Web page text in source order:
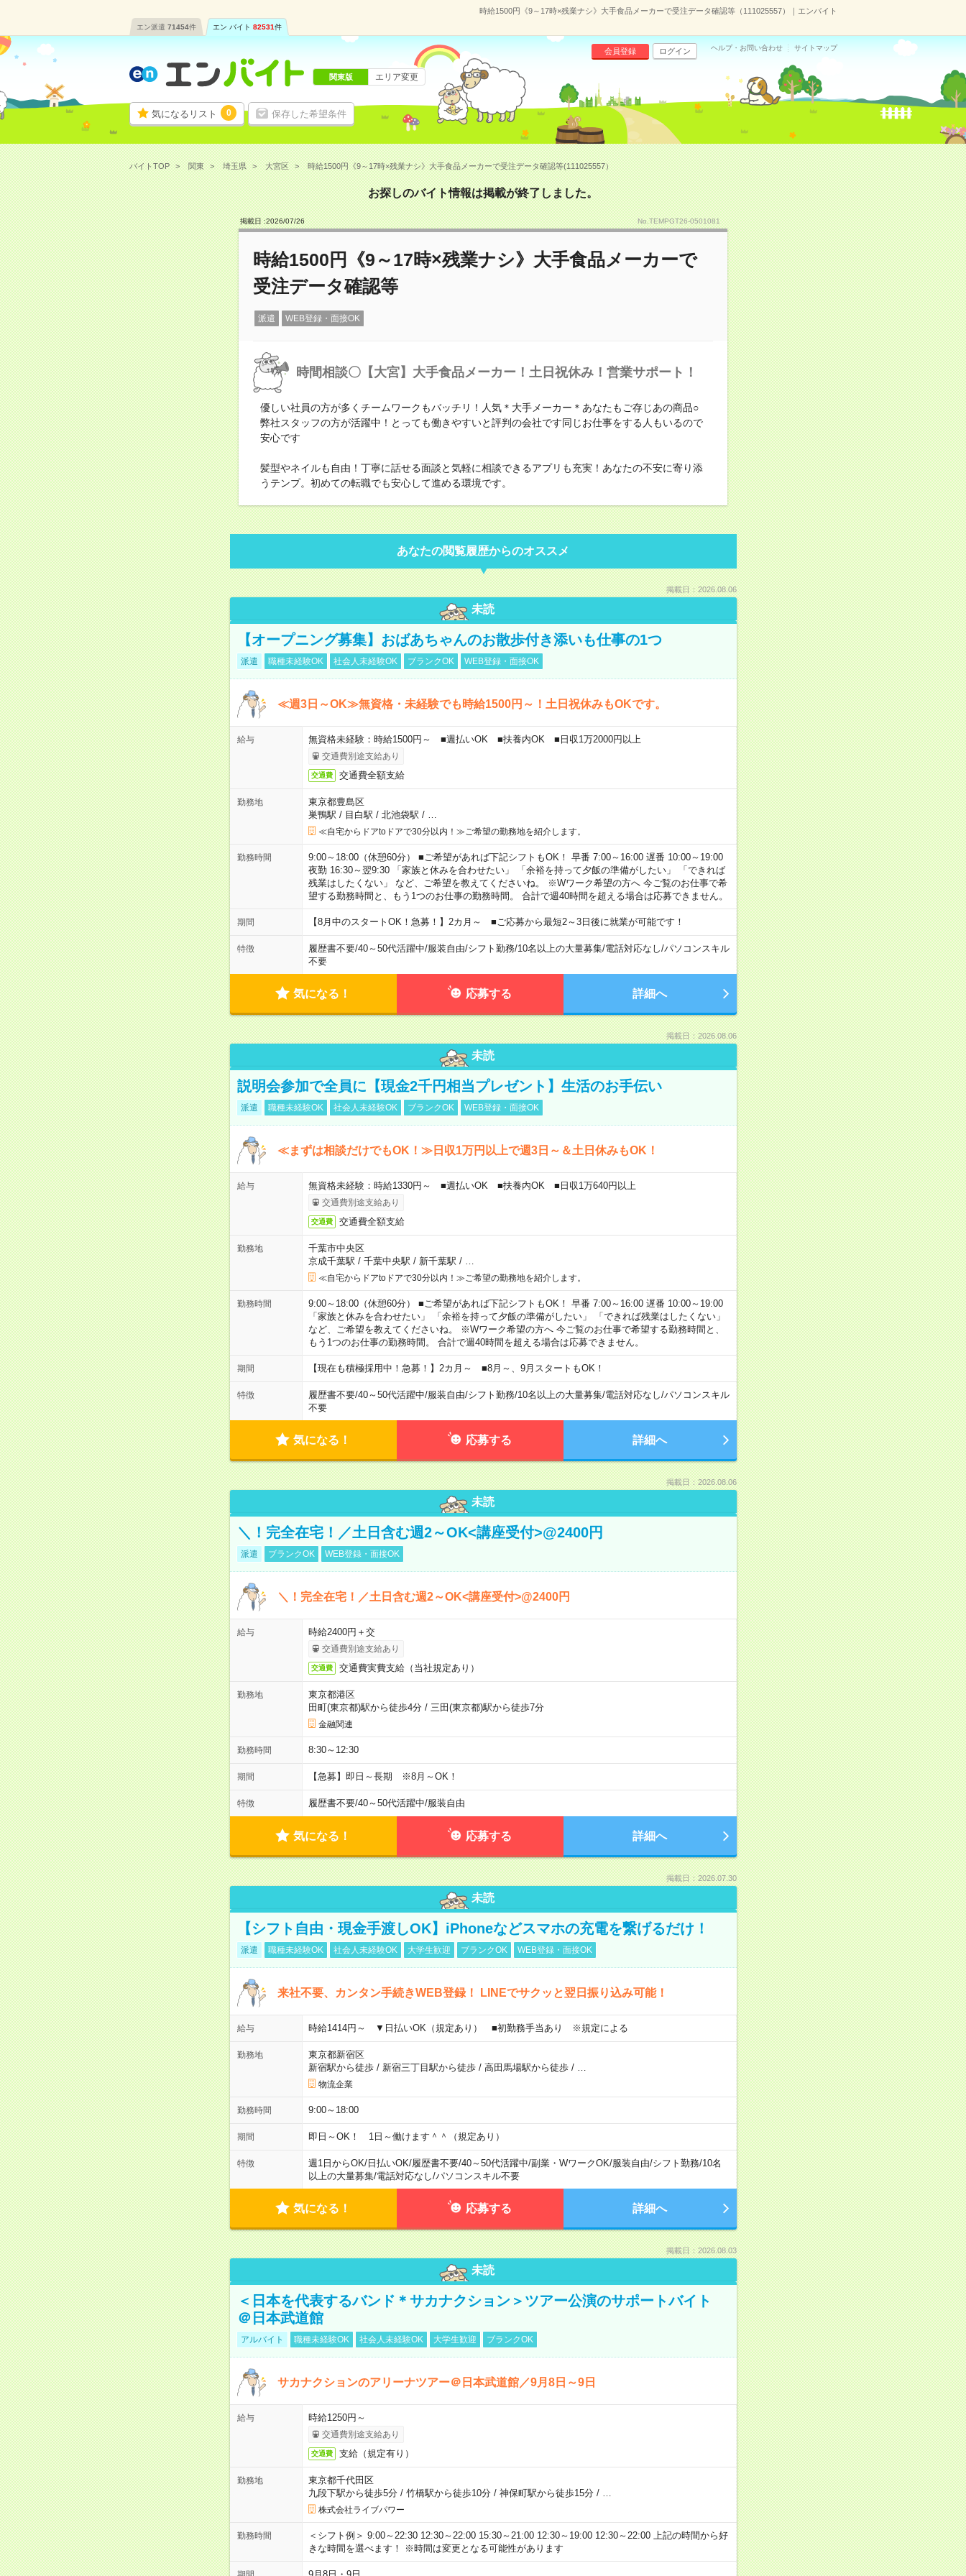
時給1500円《9～17時×残業ナシ》大手食品メーカーで受注データ確認等（111025557）｜エンバイト
エン派遣 71454件 エン バイト 82531件
気になるリスト 0 保存した希望条件
会員登録 ログイン ヘルプ・お問い合わせ サイトマップ
関東版 エリア変更
バイトTOP 関東 埼玉県 大宮区 時給1500円《9～17時×残業ナシ》大手食品メーカーで受注データ確認等(111025557）
お探しのバイト情報は掲載が終了しました。
掲載日 :2026/07/26 No.TEMPGT26-0501081
時給1500円《9～17時×残業ナシ》大手食品メーカーで
受注データ確認等
派遣 WEB登録・面接OK
時間相談〇【大宮】大手食品メーカー！土日祝休み！営業サポート！
優しい社員の方が多くチームワークもバッチリ！人気＊大手メーカー＊あなたもご存じあの商品○
弊社スタッフの方が活躍中！とっても働きやすいと評判の会社です同じお仕事をする人もいるので
安心です
髪型やネイルも自由！丁寧に話せる面談と気軽に相談できるアプリも充実！あなたの不安に寄り添
うテンプ。初めての転職でも安心して進める環境です。
あなたの閲覧履歴からのオススメ
掲載日：2026.08.06
未読
【オープニング募集】おばあちゃんのお散歩付き添いも仕事の1つ
派遣 職種未経験OK 社会人未経験OK ブランクOK WEB登録・面接OK
≪週3日～OK≫無資格・未経験でも時給1500円～！土日祝休みもOKです。
給与 無資格未経験：時給1500円～ ■週払いOK ■扶養内OK ■日収1万2000円以上
交通費別途支給あり
交通費 交通費全額支給
勤務地
東京都豊島区
巣鴨駅 / 目白駅 / 北池袋駅 /
≪自宅からドアtoドアで30分以内！≫ご希望の勤務地を紹介します。
勤務時間
9:00～18:00（休憩60分） ■ご希望があれば下記シフトもOK！ 早番 7:00～16:00 遅番 10:00～19:00
夜勤 16:30～翌9:30 「家族と休みを合わせたい」 「余裕を持って夕飯の準備がしたい」 「できれば
残業はしたくない」 など、ご希望を教えてくださいね。 ※Wワーク希望の方へ 今ご覧のお仕事で希
望する勤務時間と、もう1つのお仕事の勤務時間。 合計で週40時間を超える場合は応募できません。
期間 【8月中のスタートOK！急募！】2カ月～ ■ご応募から最短2～3日後に就業が可能です！
特徴 履歴書不要/40～50代活躍中/服装自由/シフト勤務/10名以上の大量募集/電話対応なし/パソコンスキル
不要
気になる！ 応募する 詳細へ
掲載日：2026.08.06
未読
説明会参加で全員に【現金2千円相当プレゼント】生活のお手伝い
派遣 職種未経験OK 社会人未経験OK ブランクOK WEB登録・面接OK
≪まずは相談だけでもOK！≫日収1万円以上で週3日～＆土日休みもOK！
給与 無資格未経験：時給1330円～ ■週払いOK ■扶養内OK ■日収1万640円以上
交通費別途支給あり
交通費 交通費全額支給
勤務地
千葉市中央区
京成千葉駅 / 千葉中央駅 / 新千葉駅 /
≪自宅からドアtoドアで30分以内！≫ご希望の勤務地を紹介します。
勤務時間
9:00～18:00（休憩60分） ■ご希望があれば下記シフトもOK！ 早番 7:00～16:00 遅番 10:00～19:00
「家族と休みを合わせたい」 「余裕を持って夕飯の準備がしたい」 「できれば残業はしたくない」
など、ご希望を教えてくださいね。 ※Wワーク希望の方へ 今ご覧のお仕事で希望する勤務時間と、
もう1つのお仕事の勤務時間。 合計で週40時間を超える場合は応募できません。
期間 【現在も積極採用中！急募！】2カ月～ ■8月～、9月スタートもOK！
特徴 履歴書不要/40～50代活躍中/服装自由/シフト勤務/10名以上の大量募集/電話対応なし/パソコンスキル
不要
気になる！ 応募する 詳細へ
掲載日：2026.08.06
未読
＼！完全在宅！／土日含む週2～OK<講座受付>@2400円
派遣 ブランクOK WEB登録・面接OK
＼！完全在宅！／土日含む週2～OK<講座受付>@2400円
給与 時給2400円＋交
交通費別途支給あり
交通費 交通費実費支給（当社規定あり）
勤務地
東京都港区
田町(東京都)駅から徒歩4分/ 三田(東京都)駅から徒歩7分
金融関連
勤務時間 8:30～12:30
期間 【急募】即日～長期 ※8月～OK！
特徴 履歴書不要/40～50代活躍中/服装自由
気になる！ 応募する 詳細へ
掲載日：2026.07.30
未読
【シフト自由・現金手渡しOK】iPhoneなどスマホの充電を繋げるだけ！
派遣 職種未経験OK 社会人未経験OK 大学生歓迎 ブランクOK WEB登録・面接OK
来社不要、カンタン手続きWEB登録！ LINEでサクッと翌日振り込み可能！
給与 時給1414円～ ▼日払いOK（規定あり） ■初勤務手当あり ※規定による
勤務地
東京都新宿区
新宿駅から徒歩/ 新宿三丁目駅から徒歩/ 高田馬場駅から徒歩/
物流企業
勤務時間 9:00～18:00
期間 即日～OK！ 1日～働けます＾＾（規定あり）
特徴 週1日からOK/日払いOK/履歴書不要/40～50代活躍中/副業・WワークOK/服装自由/シフト勤務/10名
以上の大量募集/電話対応なし/パソコンスキル不要
気になる！ 応募する 詳細へ
掲載日：2026.08.03
未読
＜日本を代表するバンド＊サカナクション＞ツアー公演のサポートバイト
＠日本武道館
アルバイト 職種未経験OK 社会人未経験OK 大学生歓迎 ブランクOK
サカナクションのアリーナツアー＠日本武道館／9月8日～9日
給与 時給1250円～
交通費別途支給あり
交通費 支給（規定有り）
勤務地
東京都千代田区
九段下駅から徒歩5分/ 竹橋駅から徒歩10分/ 神保町駅から徒歩15分/
株式会社ライブパワー
勤務時間
＜シフト例＞ 9:00～22:30 12:30～22:00 15:30～21:00 12:30～19:00 12:30～22:00 上記の時間から好
きな時間を選べます！ ※時間は変更となる可能性があります